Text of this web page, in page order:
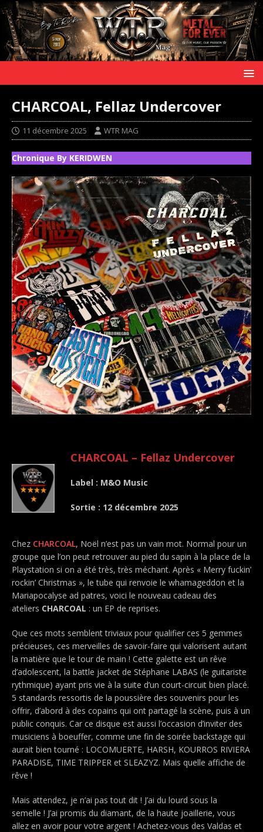
CHARCOAL, Fellaz Undercover
11 décembre 2025 WTR MAG
Chronique By KERIDWEN
CHARCOAL – Fellaz Undercover
Label : M&O Music
Sortie : 12 décembre 2025
Chez CHARCOAL, Noël n’est pas un vain mot. Normal pour un
groupe que l’on peut retrouver au pied du sapin à la place de la
Playstation si on a été très, très méchant. Après « Merry fuckin’
rockin’ Christmas », le tube qui renvoie le whamageddon et la
Mariapocalyse ad patres, voici le nouveau cadeau des
ateliers CHARCOAL : un EP de reprises.
Que ces mots semblent triviaux pour qualifier ces 5 gemmes
précieuses, ces merveilles de savoir-faire qui valorisent autant
la matière que le tour de main ! Cette galette est un rêve
d’adolescent, la battle jacket de Stéphane LABAS (le guitariste
rythmique) ayant pris vie à la suite d’un court-circuit bien placé.
5 standards ressortis de la poussière des souvenirs pour les
offrir, d’abord à des copains qui ont partagé la scène, puis à un
public conquis. Car ce disque est aussi l’occasion d’inviter des
musiciens à boeuffer, comme une fin de soirée backstage qui
aurait bien tourné : LOCOMUERTE, HARSH, KOURROS RIVIERA
PARADISE, TIME TRIPPER et SLEAZYZ. Mais quelle affiche de
rêve !
Mais attendez, je n’ai pas tout dit ! J’ai du lourd sous la
semelle ! J’ai promis du diamant, de la haute joaillerie, vous
allez en avoir pour votre argent ! Achetez-vous des Valdas et